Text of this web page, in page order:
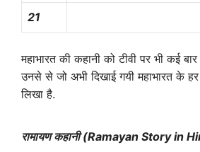
21
महाभारत की कहानी को टीवी पर भी कई
उनसे से जो अभी दिखाई गयी महाभारत के
लिखा है.
रामायण कहानी (Ramayan Story in